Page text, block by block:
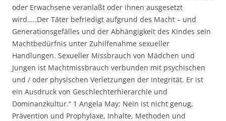
oder Erwachsene veranlaßt oder ihnen ausgesetzt
wird…..Der Täter befriedigt aufgrund des Macht – und
Generationsgefälles und der Abhängigkeit des Kindes sein
Machtbedürfnis unter Zuhilfenahme sexueller
Handlungen. Sexueller Missbrauch von Mädchen und
Jungen ist Machtmissbrauch verbunden mit psychischen
und / oder physischen Verletzungen der Integrität. Er ist
ein Ausdruck von Geschlechterhierarchie und
Dominanzkultur.“ 1 Angela May: Nein ist nicht genug,
Prävention und Prophylaxe, Inhalte, Methoden und